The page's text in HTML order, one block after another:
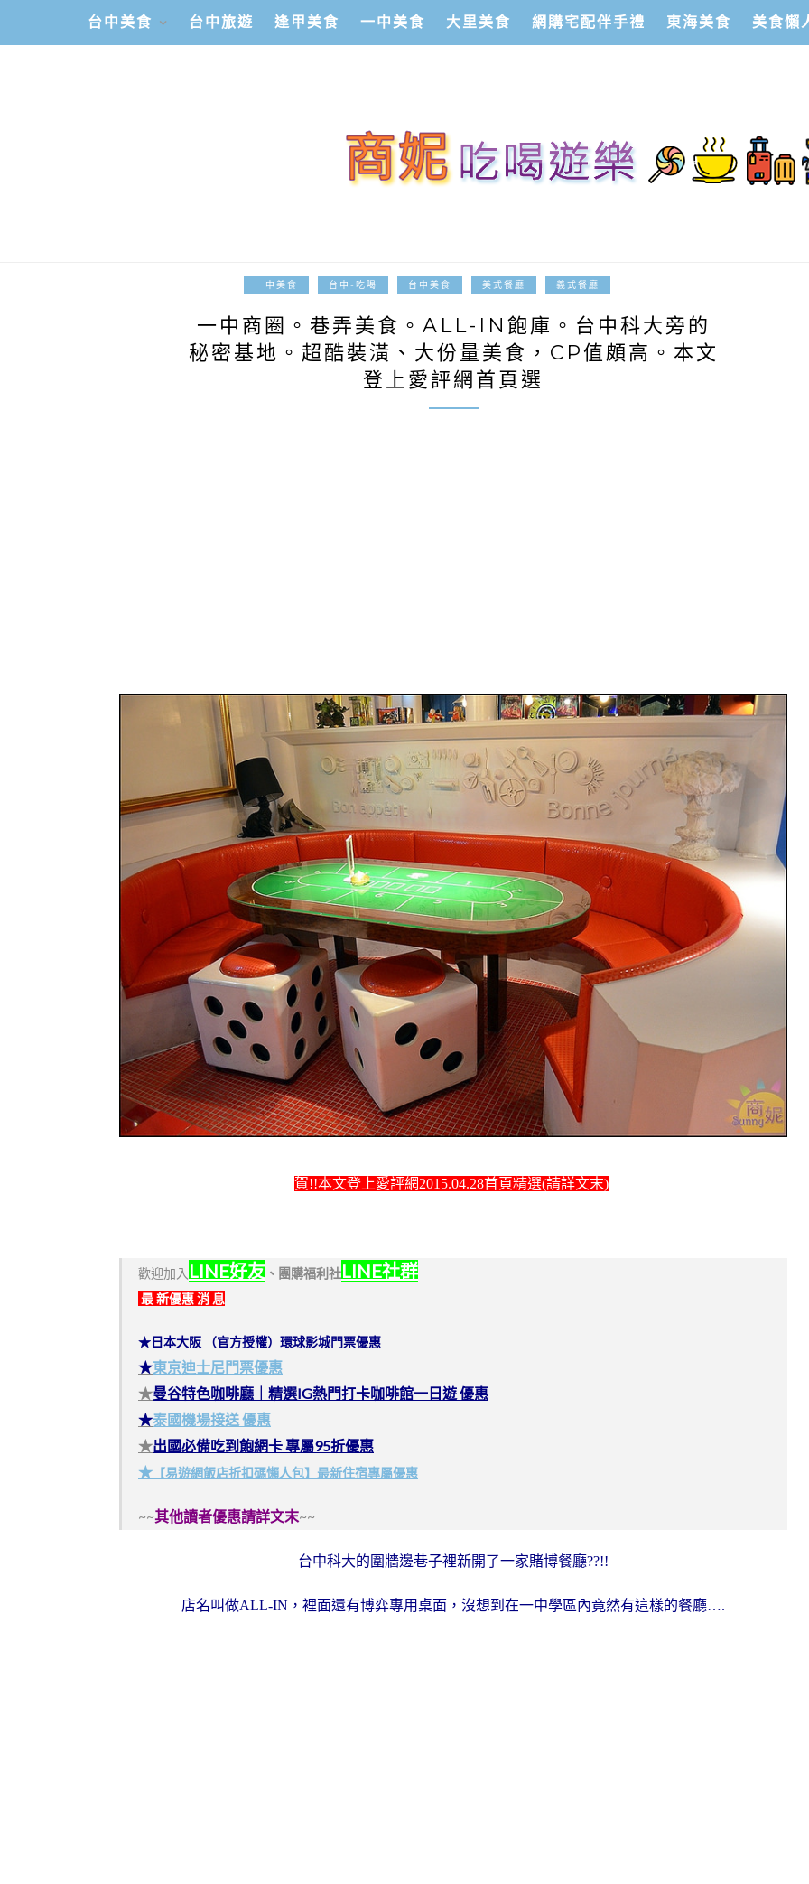
台中美食 台中旅遊 逢甲美食 一中美食 大里美食 網購宅配伴手禮 東海美食 美食懶
一中美食 台中-吃喝 台中美食 美式餐廳 義式餐廳
一中商圈。巷弄美食。ALL-IN飽庫。台中科大旁的
秘密基地。超酷裝潢、大份量美食，CP值頗高。本文
登上愛評網首頁選
賀!!本文登上愛評網2015.04.28首頁精選(請詳文末)
歡迎加入 LINE好友 、 團購福利社LINE社群
最 新優惠 消 息
★日本大阪 （官方授權）環球影城門票優惠
★東京迪士尼門票優惠
★曼谷特色咖啡廳｜精選IG熱門打卡咖啡館一日遊 優惠
★泰國機場接送 優惠
★出國必備吃到飽網卡 專屬95折優惠
★ 【易遊網飯店折扣碼懶人包】最新住宿專屬優惠
~~其他讀者優惠請詳文末~~
台中科大的圍牆邊巷子裡新開了一家賭博餐廳??!!
店名叫做ALL-IN，裡面還有博弈專用桌面，沒想到在一中學區內竟然有這樣的餐廳….